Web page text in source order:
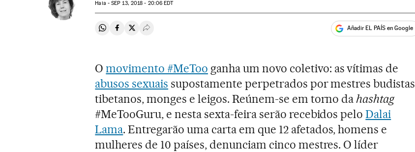
Haia -SEP 13, 2018 - 20:06 EDT
Compartir en Whatsapp
Compartir en Facebook
Compartir en Twitter
Desplegar Redes Sociales Añadir EL PAÍS en Google
Omovimento #MeToo ganha um novo coletivo: as vítimas de
abusos sexuais supostamente perpetrados por mestres budistas
tibetanos, monges e leigos. Reúnem-se em torno dahashtag
#MeTooGuru, e nesta sexta-feira serão recebidos peloDalai
Lama. Entregarão uma carta em que 12 afetados, homens e
mulheres de 10 países, denunciam cinco mestres. O líder